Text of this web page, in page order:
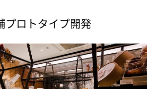
プロトタイプ開発